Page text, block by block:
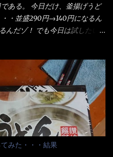
ある。 今日だけ、釜揚げうど
・並盛290円→140円になるん
だゾ！ でも今日は試したい
湯に浸かっているわけで、最
が違う！ だったら湯なんか要
だけいいよ！となるでしょ
ぱり＜湯無し＞注文は、裏注
員によっては、理解出来ない
ンチ混雑前に、行くのが店への
・・・『釜揚げうどん得を湯ナ
オッサン店員はキョトンとし
みた・・・結果